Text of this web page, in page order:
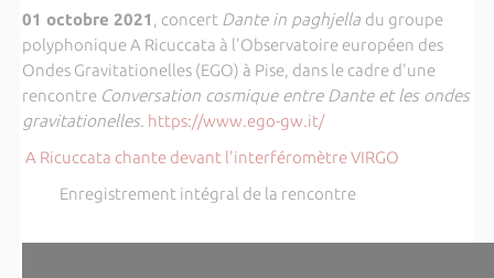
01 octobre 2021 , concert Dante in paghjella du groupe
polyphonique A Ricuccata à l'Observatoire européen des
Ondes Gravitationelles (EGO) à Pise, dans le cadre d'une
rencontre Conversation cosmique entre Dante et les ondes
gravitationelles. https://www.ego-gw.it/
A Ricuccata chante devant l'interféromètre VIRGO
Enregistrement intégral de la rencontre